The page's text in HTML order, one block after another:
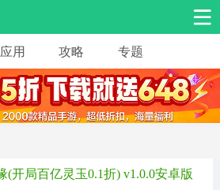
手游工具
角色扮演 益智休闲
应用 攻略 专题
(开局百亿灵玉0.1折) v1.0.0安卓版